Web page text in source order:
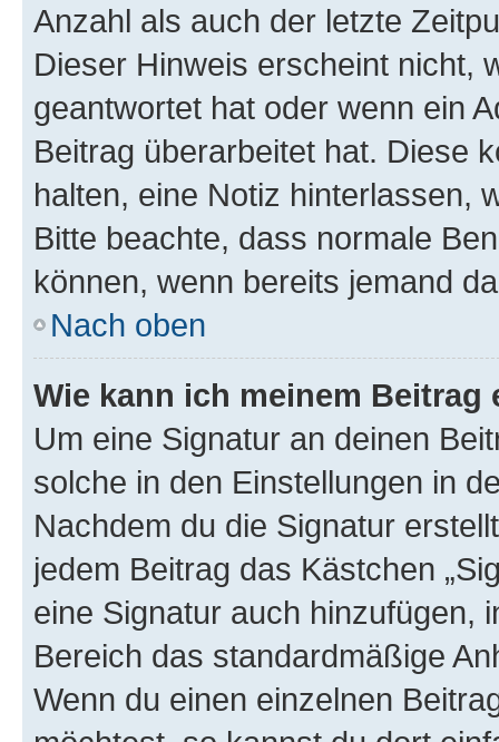
Anzahl als auch der letzte
Dieser Hinweis erscheint nicht,
geantwortet hat oder wenn ein
Beitrag überarbeitet hat. Diese
halten, eine Notiz hinterlassen,
Bitte beachte, dass normale
können, wenn bereits jemand
Nach oben
Wie kann ich meinem
Um eine Signatur an deinen
solche in den Einstellungen in
Nachdem du die Signatur
jedem Beitrag das Kästchen
eine Signatur auch hinzufügen,
Bereich das standardmäßige
Wenn du einen einzelnen